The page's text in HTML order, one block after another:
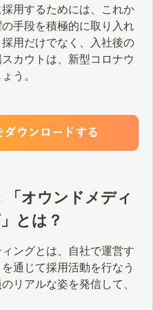
用するためには、これか
手段を積極的に取り入れ
用だけでなく、入社後の
カウトは、新型コロナウ
う。
「オウンドメディ
とは？
ングとは、自社で運営す
通じて採用活動を行なう
リアルな姿を発信して、